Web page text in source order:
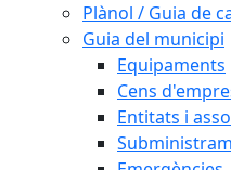
Plànol / Guia de
Guia del municipi
Equipaments
Cens
Entitats i